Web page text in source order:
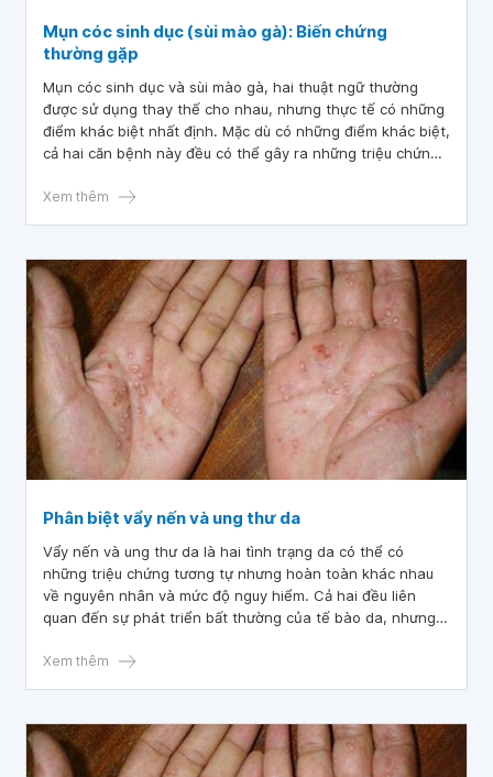
Mụn cóc sinh dục (sùi mào gà): Biến chứng
thường gặp
Mụn cóc sinh dục và sùi mào gà, hai thuật ngữ thường
được sử dụng thay thế cho nhau, nhưng thực tế có những
điểm khác biệt nhất định. Mặc dù có những điểm khác biệt,
cả hai căn bệnh này đều có thể gây ra những triệu chứng
sùi ở vùng sinh dục.
Xem thêm
Phân biệt vẩy nến và ung thư da
Vẩy nến và ung thư da là hai tình trạng da có thể có
những triệu chứng tương tự nhưng hoàn toàn khác nhau
về nguyên nhân và mức độ nguy hiểm. Cả hai đều liên
quan đến sự phát triển bất thường của tế bào da, nhưng
Xem thêm